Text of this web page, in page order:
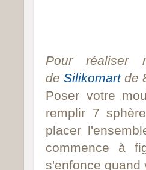
Pour réaliser
de Silikomartde
Poser votre
remplir 7
placer
commence à
s'enfonce quand